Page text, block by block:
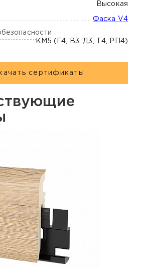
Высокая
Фаска V4
КМ5 (Г4, В3, Д3, Т4, РП4)
сертификаты